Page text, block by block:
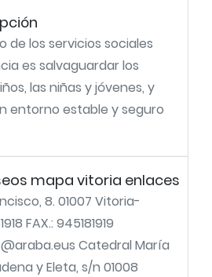
de los servicios sociales
es salvaguardar los
las niñas y jóvenes, y
entorno estable y seguro
mapa vitoria enlaces
8. 01007 Vitoria-
FAX.: 945181919
Catedral María
y Eleta, s/n 01008